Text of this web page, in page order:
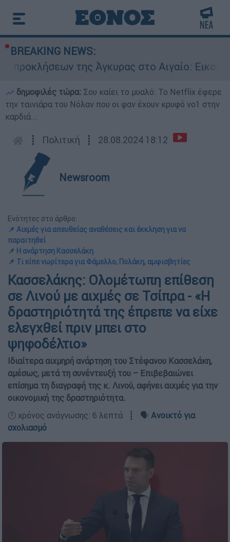
BREAKING NEWS:
της Άγκυρας στο Αιγαίο: Εικονική
δημοφιλές τώρα: Σου καίει το μυαλό: Το Netflix έφερε
την ταινιάρα του Νόλαν που οι φαν έχουν κρυφό νο1 στην
καρδιά...
┋ Πολιτική ┋ 28.08.2024 18:12
Newsroom
Ενότητες στο άρθρο:
📌 Αιχμές για απευθείας αναθέσεις και έκκληση για να
παραιτηθεί
📌 Η ανάρτηση Κασσελάκη
📌 Τι είπε νωρίτερα για Φάμελλο, Πολάκη, αμφισβητίες
Κασσελάκης: Ολομέτωπη επίθεση
σε Λινού με αιχμές σε Τσίπρα - «Η
δραστηριότητά της έπρεπε να είχε
ελεγχθεί πριν μπει στο
ψηφοδέλτιο»
Ιδιαίτερα αιχμηρή ανάρτηση του Στέφανου Κασσελάκη,
αμέσως, μετά τη συνέντευξή του – Επιβεβαιώνει
επίσημα τη διαγραφή της κ. Λινού, αφήνει αιχμές για την
οικονομική της δραστηριότητα.
🕛 χρόνος ανάγνωσης: 6 λεπτά ┋ 🗣️ Ανοικτό για
σχολιασμό